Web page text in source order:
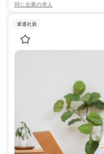
同じ企業の求人
派遣社員